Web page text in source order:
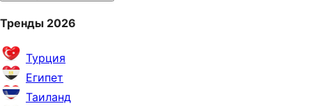
Тренды 2026
Турция
Египет
Таиланд